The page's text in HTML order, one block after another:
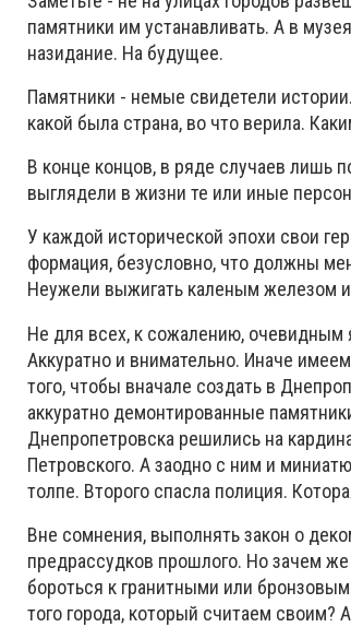
памятники им устанавливать. А в
назидание. На будущее.
Памятники - немые свидетели
какой была страна, во что верила.
В конце концов, в ряде случаев лишь
выглядели в жизни те или иные
У каждой исторической эпохи свои
формация, безусловно, что должны
Неужели выжигать каленым железом
Не для всех, к сожалению, очевидным
Аккуратно и внимательно. Иначе
того, чтобы вначале создать в
аккуратно демонтированные
Днепропетровска решились на
Петровского. А заодно с ним и
толпе. Второго спасла полиция.
Вне сомнения, выполнять закон о
предрассудков прошлого. Но зачем
бороться к гранитными или
того города, который считаем своим?